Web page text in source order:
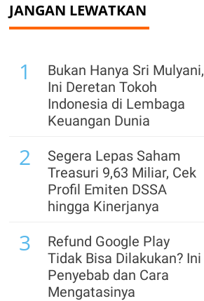
5
Dolar AS Melemah Usai
Data Tenaga Kerja Picu
Suku Bunga
Telkom (TLKM)
Lanjutkan Spin Off Bisnis
Fiber Rp 49,85 Triliun ke
Infranexia
Wall Street Cetak Rekor
Jumat (7/8), S&P 500
Terdongkrak Data
Ketenagakerjaan AS
JANGAN LEWATKAN
1
Bukan Hanya Sri Mulyani,
Ini Deretan Tokoh
Indonesia di Lembaga
Keuangan Dunia
2
Segera Lepas Saham
Treasuri 9,63 Miliar, Cek
Profil Emiten DSSA
hingga Kinerjanya
3
Refund Google Play
Tidak Bisa Dilakukan? Ini
Penyebab dan Cara
Mengatasinya